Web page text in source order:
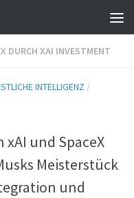
DURCH XAI INVESTMENT
INTELLIGENZ /
und SpaceX
Meisterstück
und